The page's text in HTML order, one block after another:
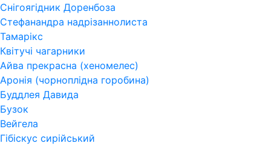
Снігоягідник Доренбоза
Стефанандра надрізаннолиста
Тамарікс
Квітучі чагарники
Айва прекрасна (хеномелес)
Аронія (чорноплідна горобина)
Буддлея Давида
Бузок
Вейгела
Гібіскус сирійський